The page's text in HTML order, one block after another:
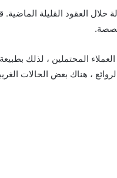
خلال العقود القليلة
المحتملين ، لذلك
، هناك بعض الحالات